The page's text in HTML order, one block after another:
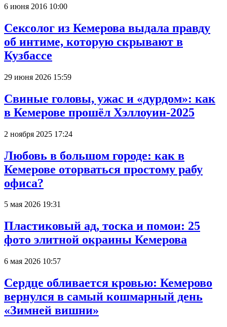
6 июня 2016 10:00
Сексолог из Кемерова выдала правду
об интиме, которую скрывают в
Кузбассе
29 июня 2026 15:59
Свиные головы, ужас и «дурдом»: как
в Кемерове прошёл Хэллоуин-2025
2 ноября 2025 17:24
Любовь в большом городе: как в
Кемерове оторваться простому рабу
офиса?
5 мая 2026 19:31
Пластиковый ад, тоска и помои: 25
фото элитной окраины Кемерова
6 мая 2026 10:57
Сердце обливается кровью: Кемерово
вернулся в самый кошмарный день
«Зимней вишни»